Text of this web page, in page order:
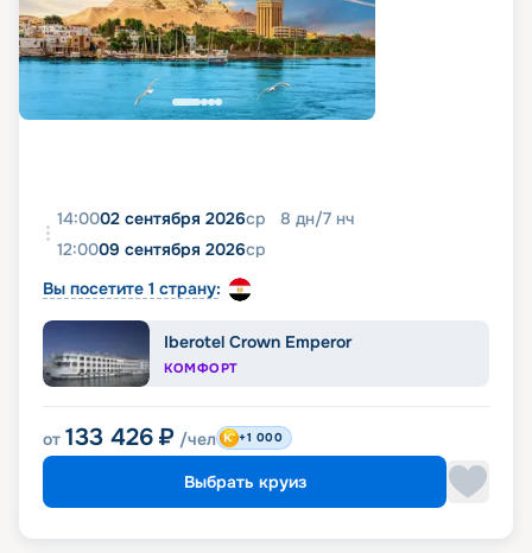
14:0002 сентября 2026ср 8 дн/7 нч
12:0009 сентября 2026ср
Вы посетите 1 страну:
Iberotel Crown Emperor
КОМФОРТ
от 133 426 ₽ /чел +1 000
Выбрать круиз